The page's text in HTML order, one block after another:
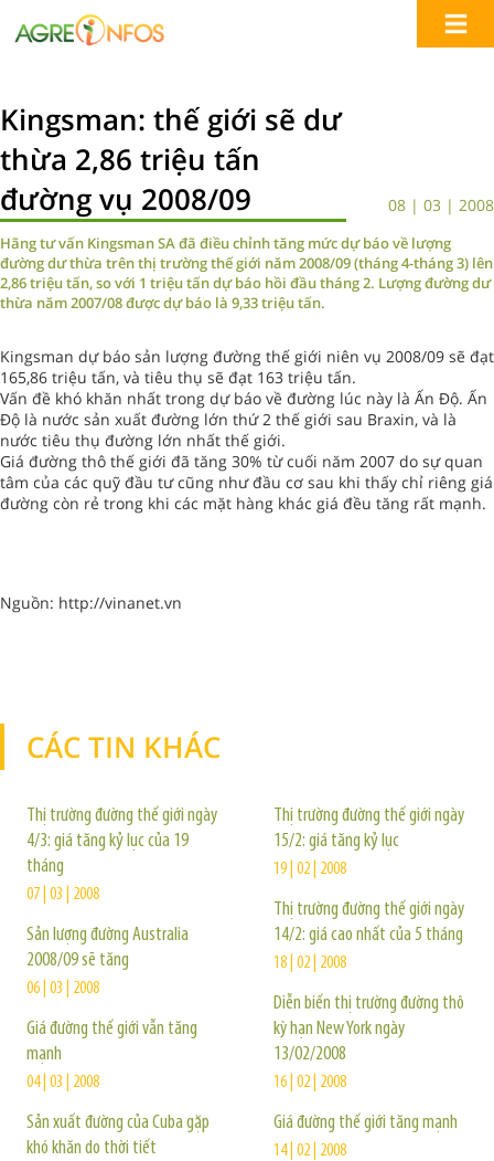
Kingsman: thế giới sẽ dư
thừa 2,86 triệu tấn
đường vụ 2008/09
08 | 03 | 2008
Hãng tư vấn Kingsman SA đã điều chỉnh tăng mức dự báo về lượng
đường dư thừa trên thị trường thế giới năm 2008/09 (tháng 4-tháng 3) lên
2,86 triệu tấn, so với 1 triệu tấn dự báo hồi đầu tháng 2. Lượng đường dư
thừa năm 2007/08 được dự báo là 9,33 triệu tấn.
Kingsman dự báo sản lượng đường thế giới niên vụ 2008/09 sẽ đạt
165,86 triệu tấn, và tiêu thụ sẽ đạt 163 triệu tấn.
Vấn đề khó khăn nhất trong dự báo về đường lúc này là Ấn Độ. Ấn
Độ là nước sản xuất đường lớn thứ 2 thế giới sau Braxin, và là
nước tiêu thụ đường lớn nhất thế giới.
Giá đường thô thế giới đã tăng 30% từ cuối năm 2007 do sự quan
tâm của các quỹ đầu tư cũng như đầu cơ sau khi thấy chỉ riêng giá
đường còn rẻ trong khi các mặt hàng khác giá đều tăng rất mạnh.
Nguồn: http://vinanet.vn
CÁC TIN KHÁC
Thị trường đường thế giới ngày
4/3: giá tăng kỷ lục của 19
tháng
07 | 03 | 2008
Sản lượng đường Australia
2008/09 sẽ tăng
06 | 03 | 2008
Giá đường thế giới vẫn tăng
mạnh
04 | 03 | 2008
Sản xuất đường của Cuba gặp
khó khăn do thời tiết
Thị trường đường thế giới ngày
15/2: giá tăng kỷ lục
19 | 02 | 2008
Thị trường đường thế giới ngày
14/2: giá cao nhất của 5 tháng
18 | 02 | 2008
Diễn biến thị trường đường thô
kỳ hạn New York ngày
13/02/2008
16 | 02 | 2008
Giá đường thế giới tăng mạnh
14 | 02 | 2008